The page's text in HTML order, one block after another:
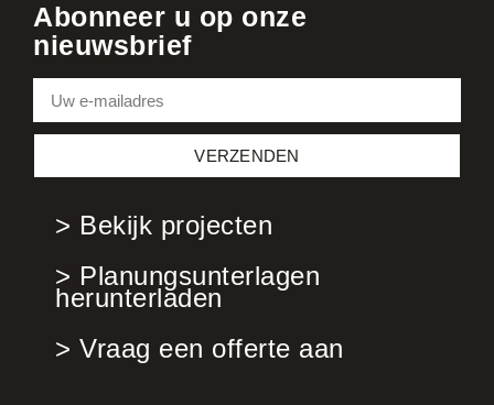
Abonneer u op onze
nieuwsbrief
VERZENDEN
> Bekijk projecten
> Planungsunterlagen
herunterladen
> Vraag een offerte aan